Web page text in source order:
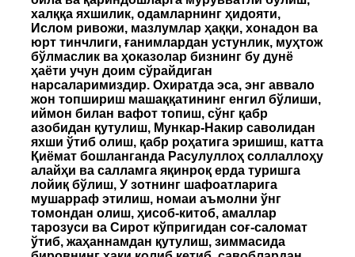
халққа яхшилик, одамларнинг ҳидояти,
Ислом ривожи, мазлумлар ҳаққи, хонадон ва
юрт тинчлиги, ғанимлардан устунлик, муҳтож
бўлмаслик ва ҳоказолар бизнинг бу дунё
ҳаёти учун доим сўрайдиган
нарсаларимиздир. Охиратда эса, энг аввало
жон топшириш машаққатининг енгил бўлиши,
иймон билан вафот топиш, сўнг қабр
азобидан қутулиш, Мункар-Накир саволидан
яхши ўтиб олиш, қабр роҳатига эришиш, катта
Қиёмат бошланганда Расулуллоҳ соллаллоҳу
алайҳи ва салламга яқинроқ ерда туришга
лойиқ бўлиш, У зотнинг шафоатларига
мушарраф этилиш, номаи аъмолни ўнг
томондан олиш, ҳисоб-китоб, амаллар
тарозуси ва Сирот кўпригидан соғ-саломат
ўтиб, жаҳаннамдан қутулиш, зиммасида